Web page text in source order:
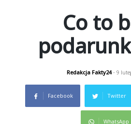
Co to
Redakcja Fakty24- 9
Facebook Twitter
WhatsApp